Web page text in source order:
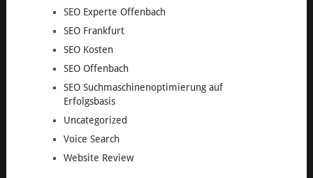
SEO Experte Offenbach
SEO Frankfurt
SEO Kosten
SEO Offenbach
SEO Suchmaschinenoptimierung auf
Erfolgsbasis
Uncategorized
Voice Search
Website Review